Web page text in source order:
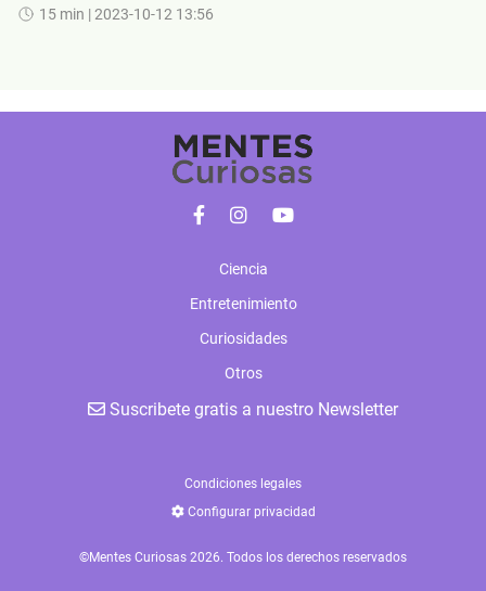
15 min | 2023-10-12 13:56
Ciencia
Entretenimiento
Curiosidades
Otros
Suscribete gratis a nuestro Newsletter
Condiciones legales
Configurar privacidad
©Mentes Curiosas 2026. Todos los derechos reservados